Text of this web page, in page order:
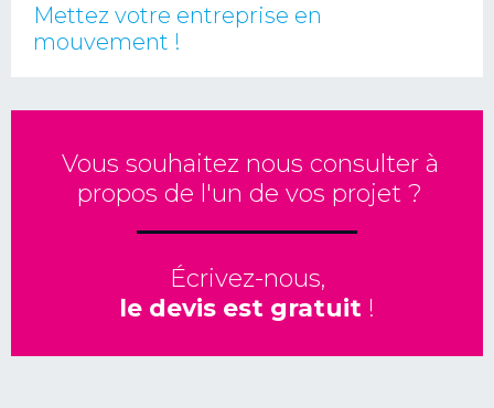
Mettez votre entreprise en
mouvement !
Vous souhaitez nous consulter à
propos de l'un de vos projet ?
Écrivez-nous,
le devis est gratuit !